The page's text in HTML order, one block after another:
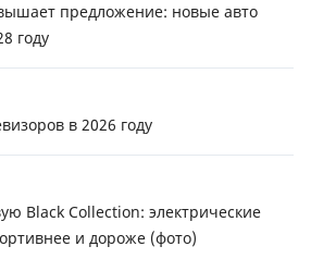
предложение: новые авто
году
в 2026 году
Black Collection: электрические
и дороже (фото)